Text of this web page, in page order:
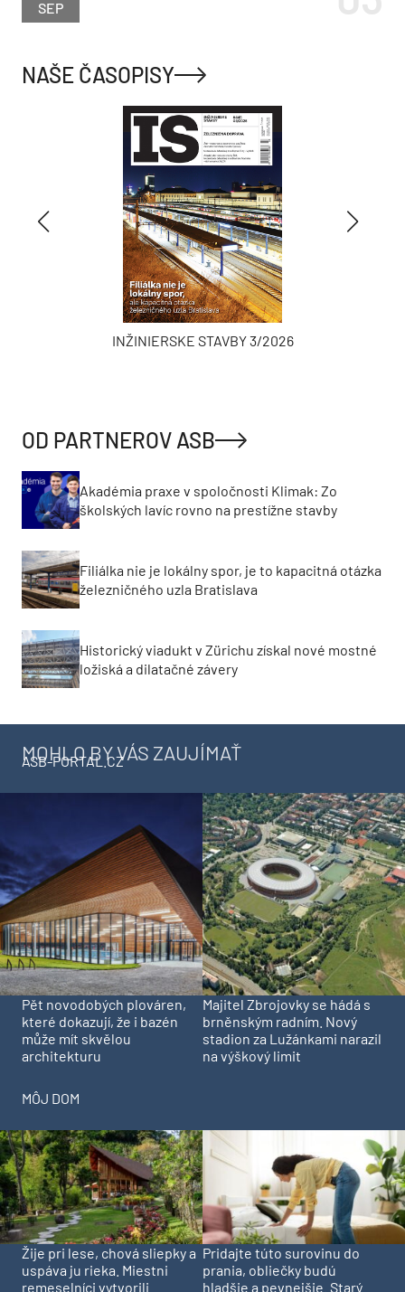
SEP
NAŠE ČASOPISY
INŽINIERSKE STAVBY 3/2026
OD PARTNEROV ASB
Akadémia praxe v spoločnosti Klimak: Zo
školských lavíc rovno na prestížne stavby
Filiálka nie je lokálny spor, je to kapacitná otázka
železničného uzla Bratislava
Historický viadukt v Zürichu získal nové mostné
ložiská a dilatačné závery
MOHLO BY VÁS ZAUJÍMAŤ
ASB-PORTAL.CZ
Pět novodobých plováren,
které dokazují, že i bazén
může mít skvělou
architekturu
Majitel Zbrojovky se hádá s
brněnským radním. Nový
stadion za Lužánkami narazil
na výškový limit
MÔJ DOM
Žije pri lese, chová sliepky a
uspáva ju rieka. Miestni
remeselníci vytvorili
Pridajte túto surovinu do
prania, obliečky budú
hladšie a pevnejšie. Starý